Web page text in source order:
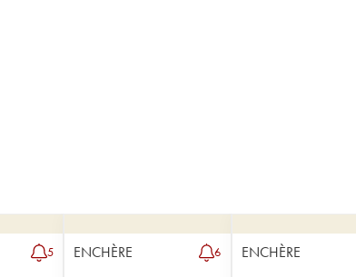
5 ENCHÈRE 6 ENCHÈRE